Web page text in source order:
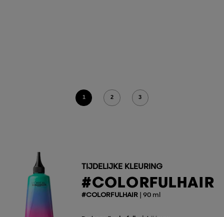
1 2 3
TIJDELIJKE KLEURING
#COLORFULHAIR
#COLORFULHAIR| 90 ml